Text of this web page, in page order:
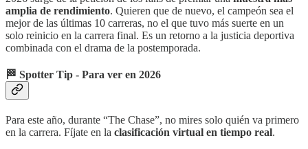
amplia de rendimiento. Quieren que de nuevo, el campeón sea el
mejor de las últimas 10 carreras, no el que tuvo más suerte en un
solo reinicio en la carrera final. Es un retorno a la justicia deportiva
combinada con el drama de la postemporada.
🏁 Spotter Tip - Para ver en 2026
Para este año, durante “The Chase”, no mires solo quién va primero
en la carrera. Fíjate en la clasificación virtual en tiempo real.